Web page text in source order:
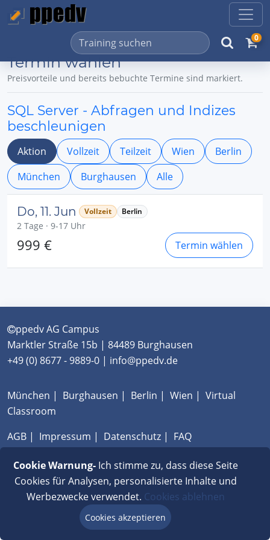
0
Termin wählen
Preisvorteile und bereits bebuchte Termine sind markiert.
SQL Server - Abfragen und Indizes
beschleunigen
Aktion Vollzeit Teilzeit Wien
Berlin
München
Burghausen Alle
Do, 11. Jun Vollzeit Berlin
2 Tage · 9-17 Uhr
999 € Termin wählen
ppedv AG Campus
Marktler Straße 15b | 84489 Burghausen
+49 (0) 8677 - 9889-0 | info@ppedv.de
München | Burghausen | Berlin | Wien | Virtual
Classroom
AGB | Impressum | Datenschutz | FAQ
Cookie Warnung-Ich stimme zu, dass diese Seite
Cookies für Analysen, personalisierte Inhalte und
Werbezwecke verwendet. Cookies ablehnen
Cookies akzeptieren